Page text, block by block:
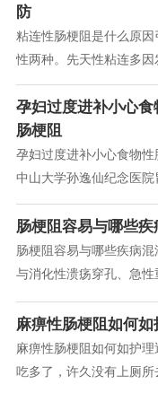
防
粘连性肠梗阻是什么原
性两种。先天性粘连多因
束带或胎粪性腹膜炎所致
孕妇过度进补小心
肠梗阻
孕妇过度进补小心食物
中山大学孙逸仙纪念医
现，妊娠16～20周、32
肠梗阻容易与哪些
肠梗阻容易与哪些疾病
与消化性溃疡穿孔、急性
麻痹性肠梗阻如何
麻痹性肠梗阻如何如护
吃多了，许久没有上厕所